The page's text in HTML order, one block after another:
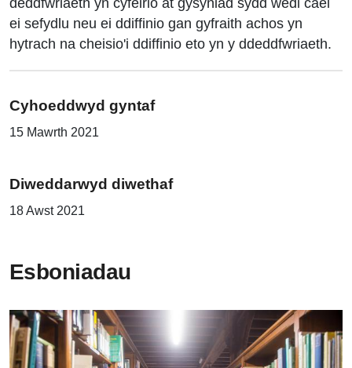
deddfwriaeth yn cyfeirio at gysyniad sydd wedi cael
ei sefydlu neu ei ddiffinio gan gyfraith achos yn
hytrach na cheisio'i ddiffinio eto yn y ddeddfwriaeth.
Cyhoeddwyd gyntaf
15 Mawrth 2021
Diweddarwyd diwethaf
18 Awst 2021
Esboniadau